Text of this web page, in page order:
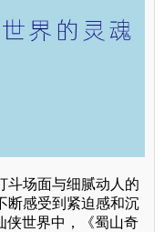
斗场面与细腻动人的
断感受到紧迫感和沉
侠世界中，《蜀山奇